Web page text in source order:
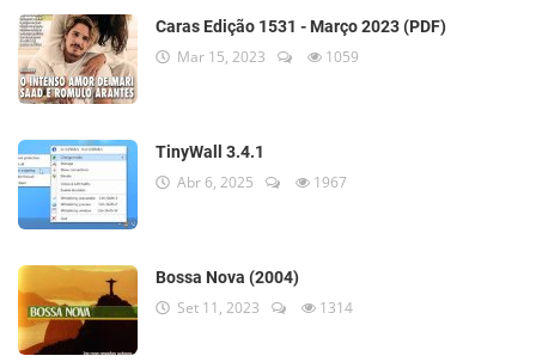
Caras Edição 1531 - Março 2023 (PDF)
Mar 15, 2023 1059
TinyWall 3.4.1
Abr 6, 2025 1967
Bossa Nova (2004)
Set 11, 2023 1314